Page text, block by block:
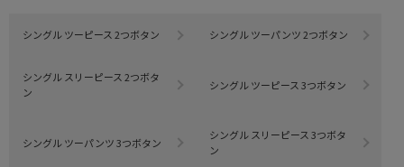
シングル ツーピース 2つボタン シングル ツーパンツ 2つボタン
シングル スリーピース 2つボタ
ン
シングル ツーピース 3つボタン
シングル ツーパンツ 3つボタン
シングル スリーピース 3つボタ
ン